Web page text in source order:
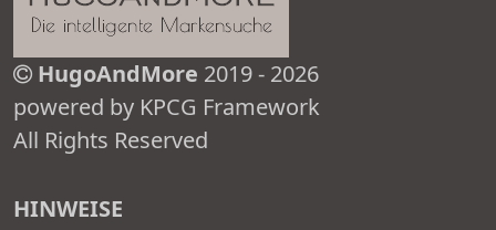
HugoAndMore 2019 - 2026
powered by KPCG Framework
All Rights Reserved
HINWEISE